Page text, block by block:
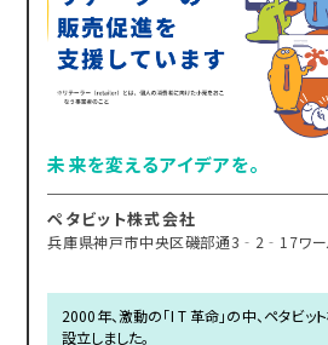
未来を変えるアイデアを。
ペタビット株式会社
兵庫県神戸市中央区磯部通3‐2‐17ワー
2000年、激動の｢I T 革命｣の中、ペタビッ
設立しました。